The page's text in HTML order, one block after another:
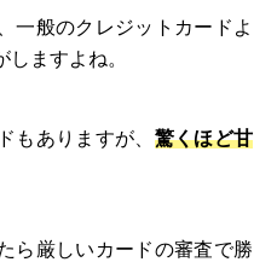
一般のクレジットカードよ
ますよね。
もありますが、 驚くほど甘
ら厳しいカードの審査で勝